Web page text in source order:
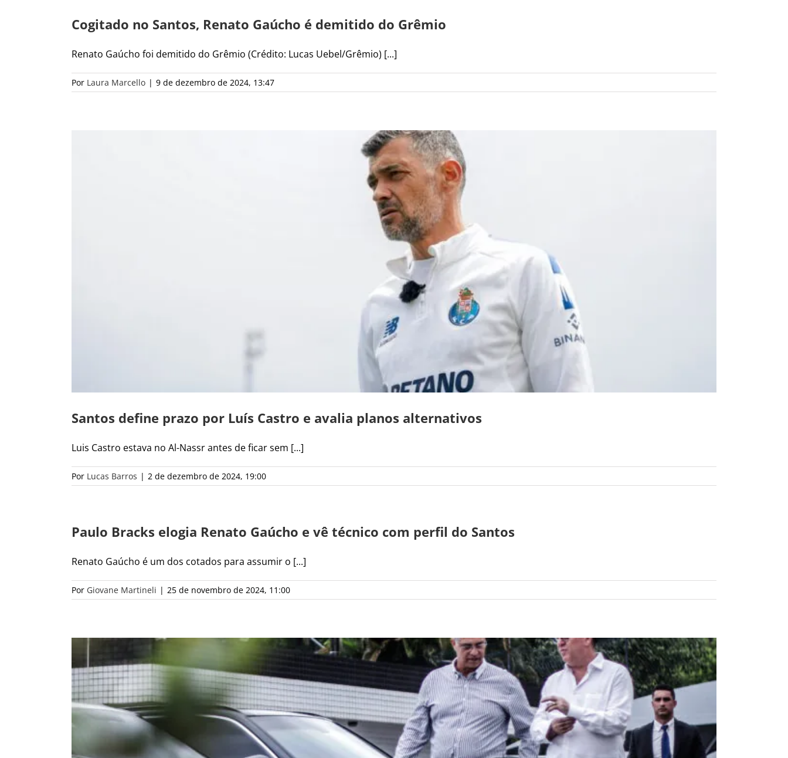
Cogitado no Santos, Renato Gaúcho é demitido do Grêmio
Renato Gaúcho foi demitido do Grêmio (Crédito: Lucas Uebel/Grêmio) [...]
Por Laura Marcello | 9 de dezembro de 2024, 13:47
Santos define prazo por Luís Castro e avalia planos alternativos
Luis Castro estava no Al-Nassr antes de ficar sem [...]
Por Lucas Barros | 2 de dezembro de 2024, 19:00
Paulo Bracks elogia Renato Gaúcho e vê técnico com perfil do Santos
Renato Gaúcho é um dos cotados para assumir o [...]
Por Giovane Martineli | 25 de novembro de 2024, 11:00